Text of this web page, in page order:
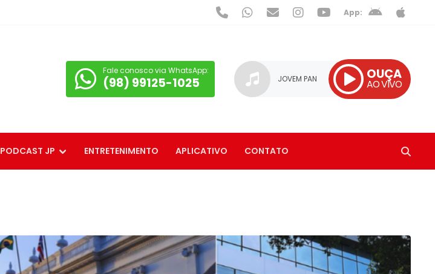
App:
Fale conosco via WhatsApp:
(98) 99125-1025 JOVEM PAN OUÇA
AO VIVO
PODCAST JP ENTRETENIMENTO APLICATIVO CONTATO